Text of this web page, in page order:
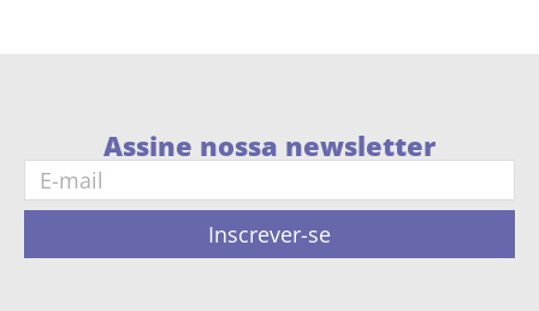
Assine nossa newsletter
Inscrever-se